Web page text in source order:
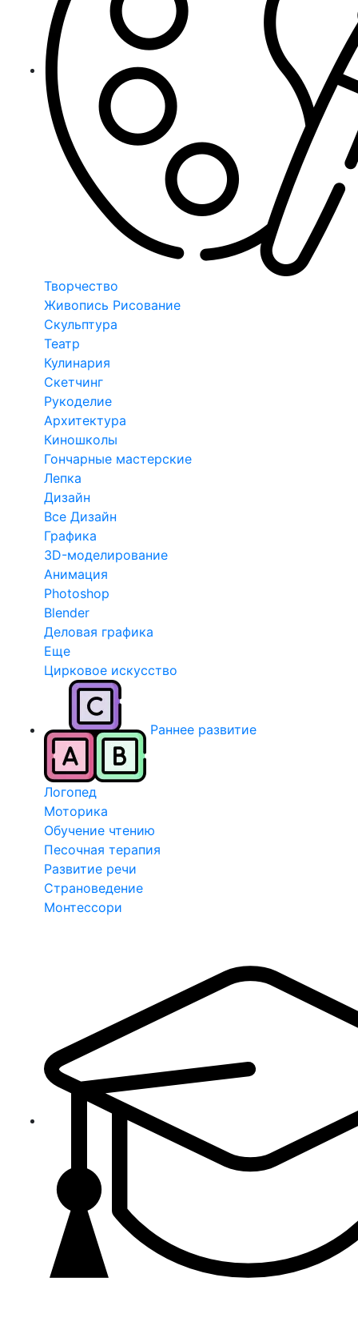
Творчество
Живопись Рисование
Скульптура
Театр
Кулинария
Скетчинг
Рукоделие
Архитектура
Киношколы
Гончарные мастерские
Лепка
Дизайн
Все Дизайн
Графика
3D-моделирование
Анимация
Photoshop
Blender
Деловая графика
Еще
Цирковое искусство
Раннее развитие
Логопед
Моторика
Обучение чтению
Песочная терапия
Развитие речи
Страноведение
Монтессори